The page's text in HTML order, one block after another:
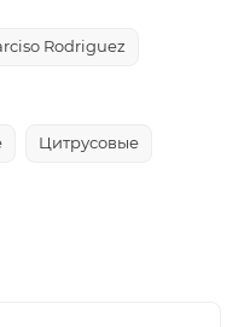
Rodriguez
Цитрусовые